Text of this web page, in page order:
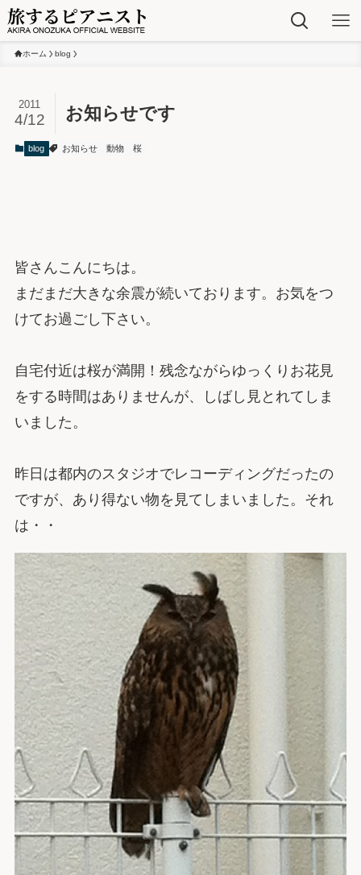
ホーム blog
お知らせです
2011
4/12
blog お知らせ 動物 桜
皆さんこんにちは。
まだまだ大きな余震が続いております。お気をつ
けてお過ごし下さい。
自宅付近は桜が満開！残念ながらゆっくりお花見
をする時間はありませんが、しばし見とれてしま
いました。
昨日は都内のスタジオでレコーディングだったの
ですが、あり得ない物を見てしまいました。それ
は・・